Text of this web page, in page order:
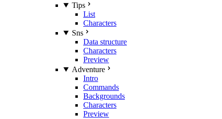
Tips
List
Characters
Sns
Data structure
Characters
Preview
Adventure
Intro
Commands
Backgrounds
Characters
Preview